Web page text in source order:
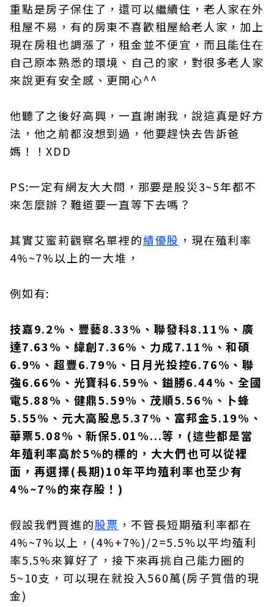
重點是房子保住了，還可以繼續住，老人家在外
租屋不易，有的房東不喜歡租屋給老人家，加上
現在房租也調漲了，租金並不便宜，而且能住在
自己原本熟悉的環境、自己的家，對很多老人家
來說更有安全感、更開心^^
他聽了之後好高興，一直謝謝我，說這真是好方
法，他之前都沒想到過，他要趕快去告訴爸
媽！！XDD
PS:一定有網友大大問，那要是股災3~5年都不
來怎麼辦？難道要一直等下去嗎？
其實艾蜜莉觀察名單裡的績優股 ，現在殖利率
4%~7%以上的一大堆，
例如有:
技嘉9.2%、豐藝8.33%、聯發科8.11%、廣
達7.63%、緯創7.36%、力成7.11%、和碩
6.9%、超豐6.79%、日月光投控6.76%、聯
強6.66%、光寶科6.59%、鎰勝6.44%、全國
電5.88%、健鼎5.59%、茂順5.56%、卜蜂
5.55%、元大高股息5.37%、富邦金5.19%、
華票5.08%、新保5.01%...等，(這些都是當
年殖利率高於5%的標的，大大們也可以從裡
面，再選擇(長期)10年平均殖利率也至少有
4%~7%的來存股！)
假設我們買進的股票 ，不管長短期殖利率都在
4%~7%以上，(4%+7%)/2=5.5%以平均殖利
率5.5%來算好了，接下來再挑自己能力圈的
5~10支，可以現在就投入560萬(房子質借的現
金)